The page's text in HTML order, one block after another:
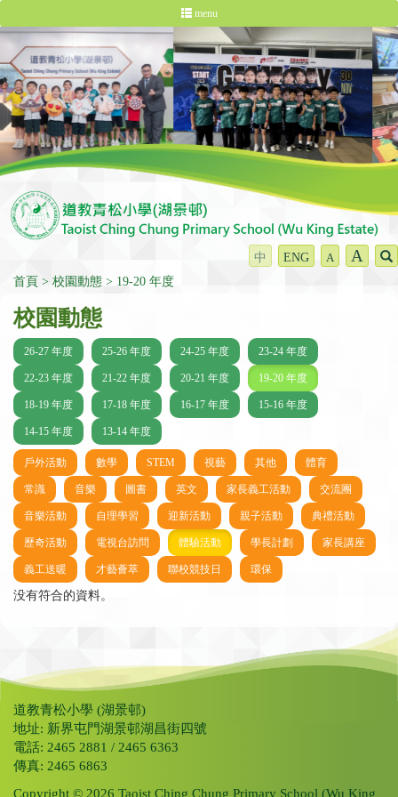
menu
中 ENG A A
首頁 校園動態 19-20 年度
校園動態
26-27 年度 25-26 年度 24-25 年度 23-24 年度
22-23 年度 21-22 年度 20-21 年度 19-20 年度
18-19 年度 17-18 年度 16-17 年度 15-16 年度
14-15 年度 13-14 年度
戶外活動 數學 STEM 視藝 其他 體育
常識 音樂 圖書 英文 家長義工活動 交流團
音樂活動 自理學習 迎新活動 親子活動 典禮活動
歷奇活動 電視台訪問 體驗活動 學長計劃 家長講座
義工送暖 才藝薈萃 聯校競技日 環保
没有符合的資料。
道教青松小學 (湖景邨)
地址: 新界屯門湖景邨湖昌街四號
電話: 2465 2881 / 2465 6363
傳真: 2465 6863
Copyright © 2026 Taoist Ching Chung Primary School (Wu King